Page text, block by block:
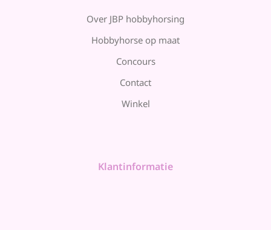
Over JBP hobbyhorsing
Hobbyhorse op maat
Concours
Contact
Winkel
Klantinformatie